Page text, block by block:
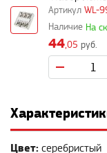
WL-
На
44,05 руб.
Цвет: серебристый